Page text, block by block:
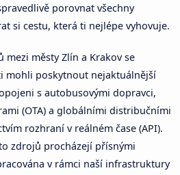
porovnat všechny
si cestu, která ti nejlépe vyhovuje.
mezi městy Zlín a Krakov se
mohli poskytnout nejaktuálnější
s autobusovými dopravci,
(OTA) a globálními distribučními
rozhraní v reálném čase (API).
zdrojů procházejí přísnými
v rámci naší infrastruktury